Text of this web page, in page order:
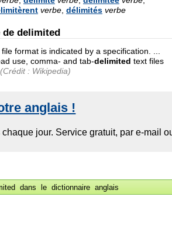
verbe délimités verbe
de delimited
file format is indicated by a specification. ...
use, comma- and tab-delimited text files
(Crédit : Wikipedia)
dans le dictionnaire anglais